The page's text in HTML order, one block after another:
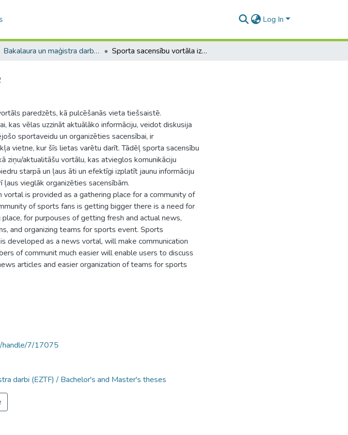
Log In
Bakalaura un maģistra darbi (EZTF) / Bachelor's and Master's theses Sporta sacensību vortāla izstrāde
paredzēts, kā pulcēšanās vieta tiešsaistē.
kas vēlas uzzināt aktuālāko informāciju, veidot diskusija
sportaveidu un organizēties sacensībai, ir
vietne, kur šīs lietas varētu darīt. Tādēļ sporta sacensību
ziņu/aktualitāšu vortālu, kas atvieglos komunikāciju
starpā un ļaus āti un efektīgi izplatīt jaunu informāciju
ļaus vieglāk organizēties sacensībām.
is provided as a gathering place for a community of
of sports fans is getting bigger there is a need for
place, for purpouses of getting fresh and actual news,
and organizing teams for sports event. Sports
developed as a news vortal, will make communication
of communit much easier will enable users to discuss
articles and easier organization of teams for sports
handle/7/17075
darbi (EZTF) / Bachelor's and Master's theses